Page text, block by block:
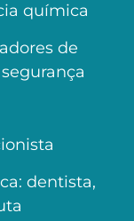
química
de
dentista,